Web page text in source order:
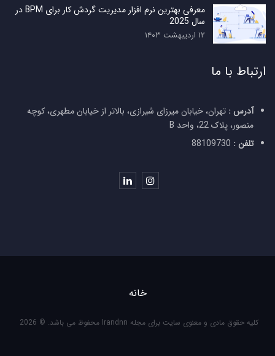
معرفی بهترین نرم افزار مدیریت گردش کار برای BPM در
سال 2025
۱۲ اردیبهشت ۱۴۰۳
ارتباط با ما
آدرس : تهران، خیابان میرزای شیرازی، بالاتر از خیابان مطهری، کوچه
منصور، پلاک 22، واحد B
تلفن :
خانه
کلیه حقوق مادی و معنوی سایت برای مجله Irandnn محفوظ می باشد. © 2026